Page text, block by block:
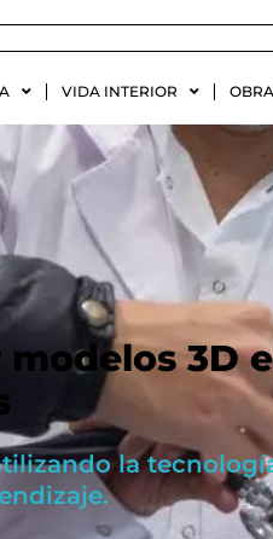
VIDA INTERIOR
modelos 3D
la